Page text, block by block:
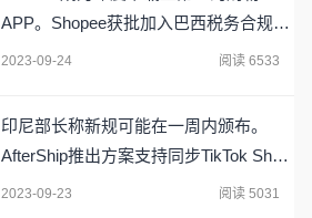
APP。Shopee获批加入巴西税务合规计
划。中国纯电动汽车在泰国电动汽车市
2023-09-24 阅读 6533
印尼部长称新规可能在一周内颁布。
AfterShip推出方案支持同步TikTok Shop
订单信息。Shopee巴西启动新机构活动
2023-09-23 阅读 5031